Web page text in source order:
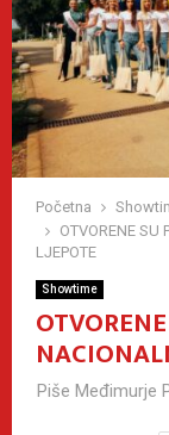
Početna
OTVORENE SU
LJEPOTE
Showtime
Piše Međimurje